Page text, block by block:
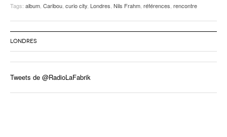
Tags: album Caribou curio city Londres Nils Frahm références rencontre
LONDRES
Tweets de @RadioLaFabrik